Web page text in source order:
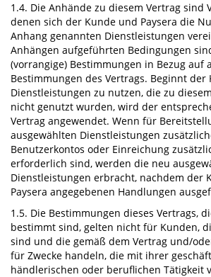
1.4. Die Anhände zu diesem Vertrag sind
denen sich der Kunde und Paysera die
Anhang genannten Dienstleistungen
Anhängen aufgeführten Bedingungen
(vorrangige) Bestimmungen in Bezug auf
Bestimmungen des Vertrags. Beginnt der
Dienstleistungen zu nutzen, die zu
nicht genutzt wurden, wird der
Vertrag angewendet. Wenn für
ausgewählten Dienstleistungen
Benutzerkontos oder Einreichung
erforderlich sind, werden die neu
Dienstleistungen erbracht, nachdem der
Paysera angegebenen Handlungen
1.5. Die Bestimmungen dieses Vertrags,
bestimmt sind, gelten nicht für Kunden,
sind und die gemäß dem Vertrag und/
für Zwecke handeln, die mit ihrer
händlerischen oder beruflichen Tätigkeit